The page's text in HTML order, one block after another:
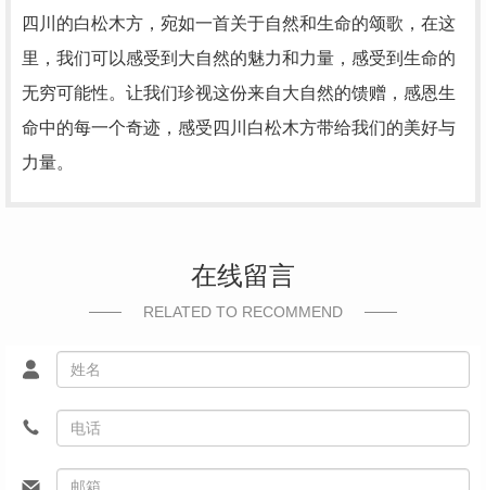
四川的白松木方，宛如一首关于自然和生命的颂歌，在这
里，我们可以感受到大自然的魅力和力量，感受到生命的
无穷可能性。让我们珍视这份来自大自然的馈赠，感恩生
命中的每一个奇迹，感受四川白松木方带给我们的美好与
力量。
在线留言
RELATED TO RECOMMEND